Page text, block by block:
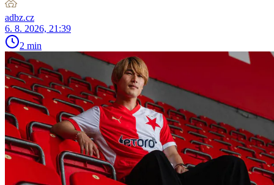
adbz.cz
6. 8. 2026, 21:39
2 min